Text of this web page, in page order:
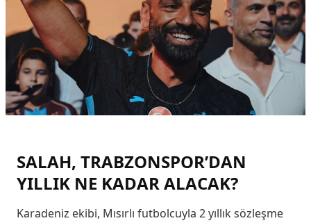
SALAH, TRABZONSPOR’DAN
YILLIK NE KADAR ALACAK?
Karadeniz ekibi, Mısırlı futbolcuyla 2 yıllık sözleşme